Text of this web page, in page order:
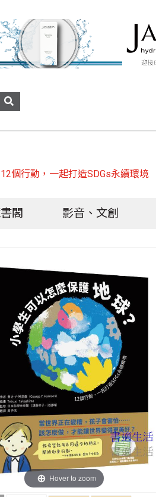
個行動，一起打造SDGs永續環境
閣 影音、文創
Hover to zoom